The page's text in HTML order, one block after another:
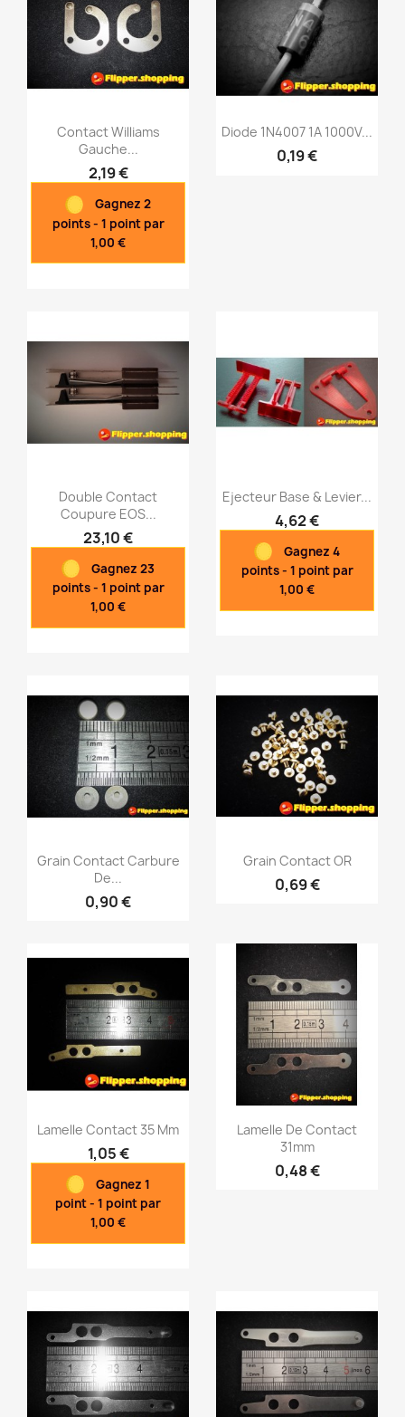
Aperçu rapide
Contact Williams
Gauche...
2,19 €
Gagnez 2
points - 1 point par
1,00 €
Diode 1N4007 1A 1000V...
0,19 €
Aperçu rapide
Double Contact
Coupure EOS...
23,10 €
Gagnez 23
points - 1 point par
1,00 €
Aperçu rapide
Ejecteur Base & Levier...
4,62 €
Gagnez 4
points - 1 point par
1,00 €
Grain Contact Carbure
De...
0,90 €
Grain Contact OR
0,69 €
Aperçu rapide
Lamelle Contact 35 Mm
1,05 €
Gagnez 1
point - 1 point par
1,00 €
Lamelle De Contact
31mm
0,48 €